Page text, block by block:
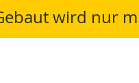
wird nur